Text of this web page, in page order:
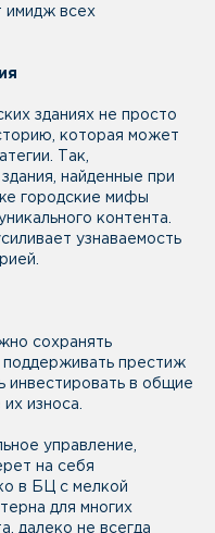
имидж всех
зданиях не просто
которая может
Так,
найденные при
городские мифы
контента.
узнаваемость
сохранять
престиж
инвестировать в общие
износа.
управление,
на себя
в БЦ с мелкой
для многих
далеко не всегда